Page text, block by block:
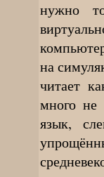
нужно
на
читает
много не
язык,